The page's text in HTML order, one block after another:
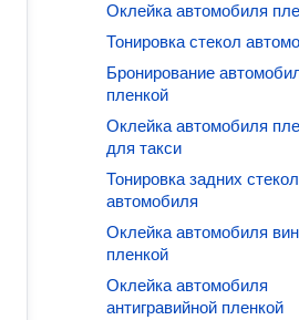
Оклейка автомобиля
Тонировка стекол
Бронирование
пленкой
Оклейка автомобиля
для такси
Тонировка задних стекол
автомобиля
Оклейка автомобиля
пленкой
Оклейка автомобиля
антигравийной пленкой